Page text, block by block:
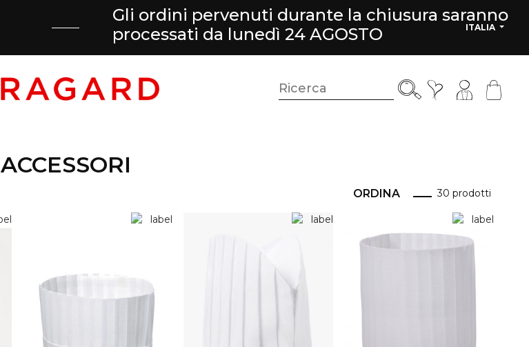
Gli ordini pervenuti durante la chiusura saranno
processati da lunedì 24 AGOSTO
ITALIA
ACCESSORI
ORDINA 30 prodotti